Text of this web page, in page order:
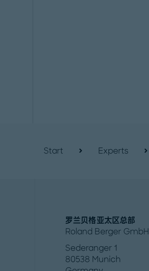
Start Experts
罗兰贝格亚太区总部
Roland Berger GmbH
Sederanger 1
80538 Munich